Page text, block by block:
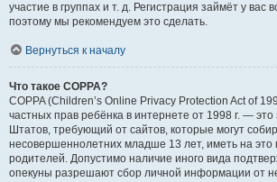
участие в группах и т. д. Регистрация займёт у вас
поэтому мы рекомендуем это сделать.
Вернуться к началу
Что такое COPPA?
COPPA (Children’s Online Privacy Protection Act of
частных прав ребёнка в интернете от 1998 г. —
Штатов, требующий от сайтов, которые могут
несовершеннолетних младше 13 лет, иметь на это
родителей. Допустимо наличие иного вида
опекуны разрешают сбор личной информации от